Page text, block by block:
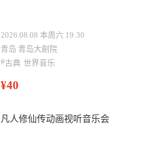
2026.08.08 本周六 19:30
青岛 青岛大剧院
#古典 世界音乐
¥40
凡人修仙传动画视听音乐会